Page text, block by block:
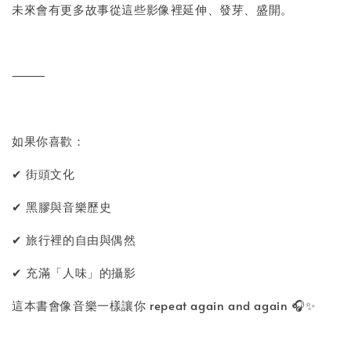
未來會有更多故事從這些影像裡延伸、發芽、盛開。
⸻
如果你喜歡：
✔ 街頭文化
✔ 黑膠與音樂歷史
✔ 旅行裡的自由與偶然
✔ 充滿「人味」的攝影
這本書會像音樂一樣讓你 repeat again and again 🎧✨